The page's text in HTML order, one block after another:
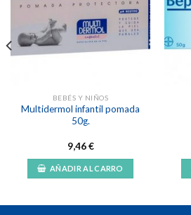
Añadir
a la
lista de
deseos
BEBÉS Y NIÑOS
Multidermol infantil pomada
50g.
9,46€
AÑADIR AL CARRO